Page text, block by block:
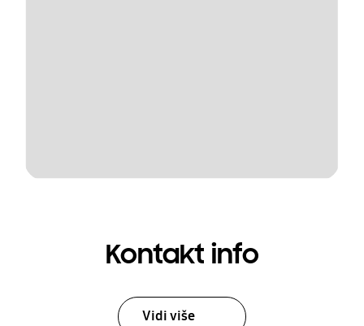
Kontakt info
Vidi više